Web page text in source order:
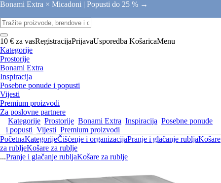
Bonami Extra × Micadoni | Popusti do 25 % →
10 € za vasRegistracijaPrijavaUsporedba KošaricaMenu
Kategorije
Prostorije
Bonami Extra
Inspiracija
Posebne ponude i popusti
Vijesti
Premium proizvodi
Za poslovne partnere
Kategorije Prostorije Bonami Extra Inspiracija Posebne ponude
i popusti Vijesti Premium proizvodi
PočetnaKategorijeČišćenje i organizacijaPranje i glačanje rubljaKošare
za rubljeKošare za rublje
...Pranje i glačanje rubljaKošare za rublje